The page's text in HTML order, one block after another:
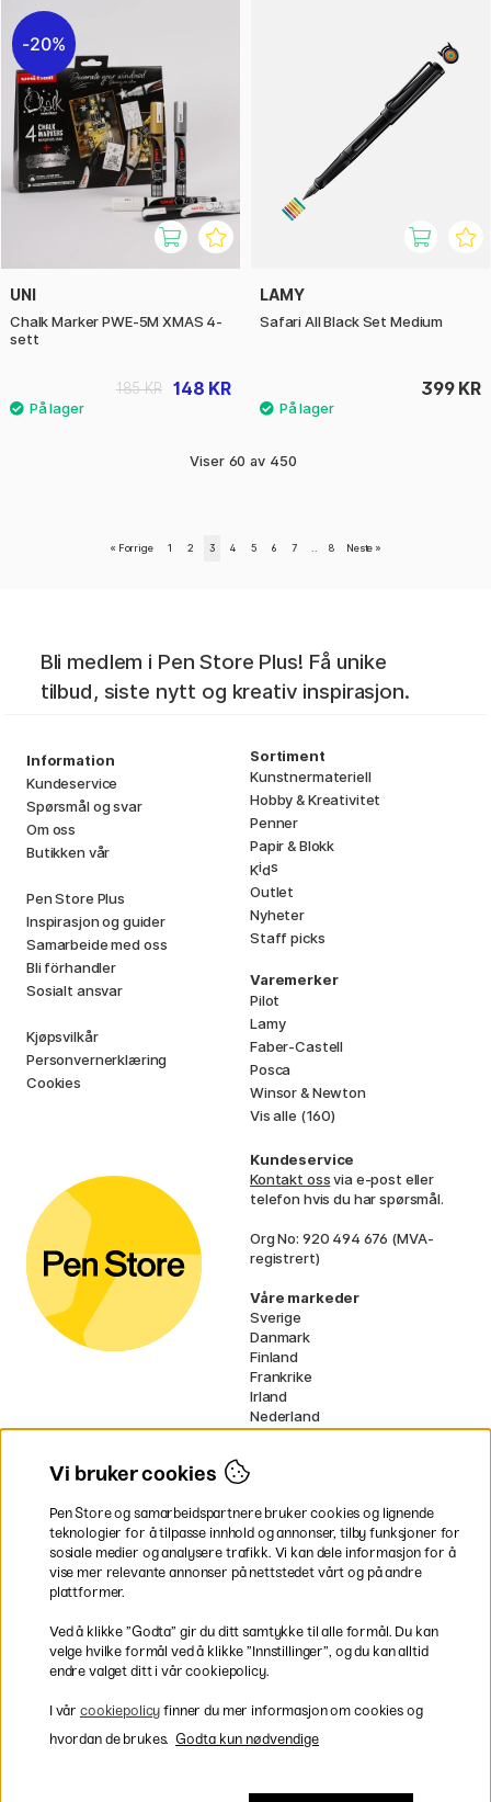
20%
UNI
Chalk Marker PWE-5M XMAS 4-
sett
148 KR
185 KR
LAMY
Safari All Black Set Medium
399 KR
Viser 60 av 450
« Forrige 1 2 3 4 5 6 7 8 Neste »
Bli medlem i Pen Store Plus! Få unike
tilbud, siste nytt og kreativ inspirasjon.
Information
Kundeservice
Spørsmål og svar
Om oss
Butikken vår
Pen Store Plus
Inspirasjon og guider
Samarbeide med oss
Bli förhandler
Sosialt ansvar
Kjøpsvilkår
Personvernerklæring
Cookies
Sortiment
Kunstnermateriell
Hobby & Kreativitet
Penner
Papir & Blokk
Kids
Outlet
Nyheter
Staff picks
Varemerker
Pilot
Lamy
Faber-Castell
Posca
Winsor & Newton
Vis alle (160)
Kundeservice
Kontakt ossvia e-post eller
telefon hvis du har spørsmål.
Org No: 920 494 676 (MVA-
registrert)
Våre markeder
Sverige
Danmark
Finland
Frankrike
Irland
Nederland
Tyskland
* Spesifikkefraktvilkårgjelder for
voluminøse varer.
Rask og smidig levering
Vi bruker cookies
Pen Store og samarbeidspartnere bruker cookies og lignende
teknologier for å tilpasse innhold og annonser, tilby funksjoner for
sosiale medier og analysere trafikk. Vi kan dele informasjon for å
vise mer relevante annonser på nettstedet vårt og på andre
plattformer.
Ved å klikke ”Godta” gir du ditt samtykke til alle formål. Du kan
velge hvilke formål ved å klikke ”Innstillinger”, og du kan alltid
endre valget ditt i vår cookiepolicy.
I vår cookiepolicy finner du mer informasjon om cookies og
hvordan de brukes. Godta kun nødvendige